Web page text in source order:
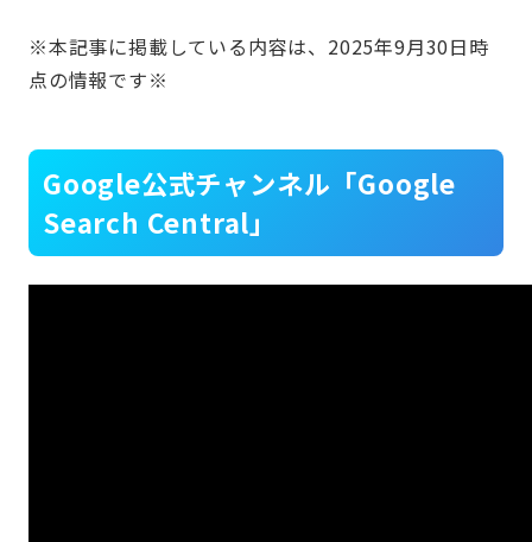
※本記事に掲載している内容は、2025年9月30日時
点の情報です※
Google公式チャンネル「Google
Search Central」